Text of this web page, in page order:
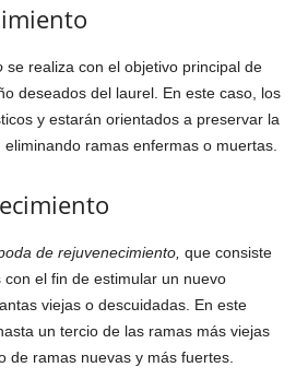
se realiza con el objetivo principal de
deseados del laurel. En este caso, los
y estarán orientados a preservar la
ramas enfermas o muertas.
de rejuvenecimiento, que consiste
el fin de estimular un nuevo
viejas o descuidadas. En este
un tercio de las ramas más viejas
de ramas nuevas y más fuertes.